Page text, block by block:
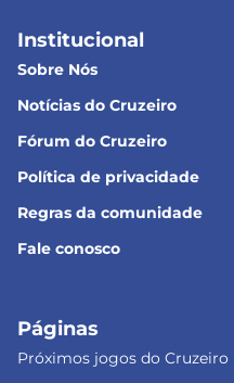
Institucional
Sobre Nós
Notícias do Cruzeiro
Fórum do Cruzeiro
Política de privacidade
Regras da comunidade
Fale conosco
Páginas
Próximos jogos do Cruzeiro